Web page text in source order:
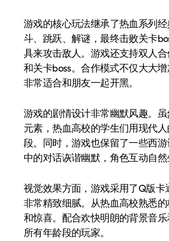
游戏的核心玩法继承了热血系列
斗、跳跃、解谜，最终击败关卡
具来攻击敌人。游戏还支持双人
和关卡boss。合作模式不仅大大
非常适合和朋友一起开黑。
游戏的剧情设计非常幽默风趣。
元素，热血高校的学生们用现代
段。同时，游戏也保留了一些西
中的对话诙谐幽默，角色互动自
视觉效果方面，游戏采用了Q版
非常精致细腻。从热血高校熟悉
和惊喜。配合欢快明朗的背景音
所有年龄段的玩家。